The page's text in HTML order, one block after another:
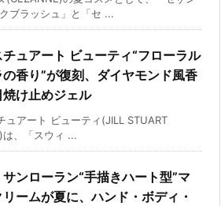
ブラッシュ」と「セ ...
チュアート ビューティ“フローラル
香り”が復刻、ダイヤモンド風香
け止めジェル
ュアート ビューティ(JILL STUART
、「スウィ ...
ンローラン“手描きハート型”マ
ームが夏に、ハンド・ボディ・